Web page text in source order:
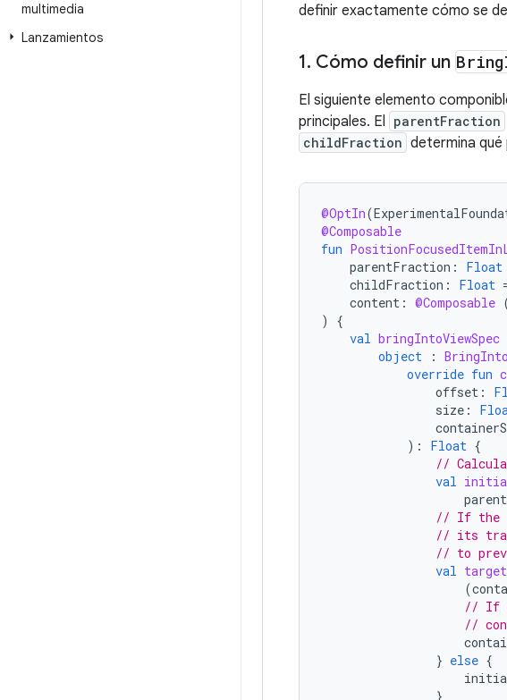
multimedia
Lanzamientos
definir exactamente cómo se
1. Cómo definir un Bring
El siguiente elemento
principales. El parentFraction
childFraction determina
@OptIn(
@Composable
fun
parentFraction : Float
childFraction : Float
content : @Composable
)
{
val bringIntoViewSpec
object
:
override fun
offset :
size :
):
Float {
//
val
// If the
// its
// to
val
(
// If
//
} else {
}